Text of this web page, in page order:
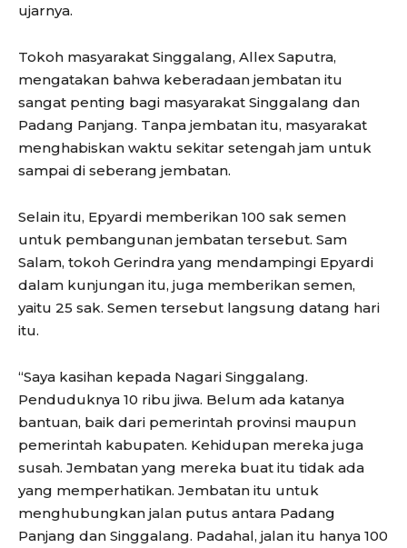
ujarnya.
Tokoh masyarakat Singgalang, Allex Saputra,
mengatakan bahwa keberadaan jembatan itu
sangat penting bagi masyarakat Singgalang dan
Padang Panjang. Tanpa jembatan itu, masyarakat
menghabiskan waktu sekitar setengah jam untuk
sampai di seberang jembatan.
Selain itu, Epyardi memberikan 100 sak semen
untuk pembangunan jembatan tersebut. Sam
Salam, tokoh Gerindra yang mendampingi Epyardi
dalam kunjungan itu, juga memberikan semen,
yaitu 25 sak. Semen tersebut langsung datang hari
itu.
“Saya kasihan kepada Nagari Singgalang.
Penduduknya 10 ribu jiwa. Belum ada katanya
bantuan, baik dari pemerintah provinsi maupun
pemerintah kabupaten. Kehidupan mereka juga
susah. Jembatan yang mereka buat itu tidak ada
yang memperhatikan. Jembatan itu untuk
menghubungkan jalan putus antara Padang
Panjang dan Singgalang. Padahal, jalan itu hanya 100